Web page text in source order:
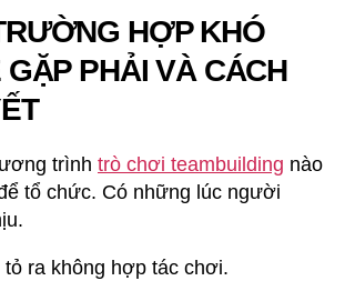
HỢP KHÓ
PHẢI VÀ CÁCH
trình trò chơi teambuilding nào
tổ chức. Có những lúc người
ra không hợp tác chơi.